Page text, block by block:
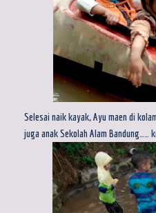
Selesai naik kayak, Ayu maen di
juga anak Sekolah Alam Bandung……